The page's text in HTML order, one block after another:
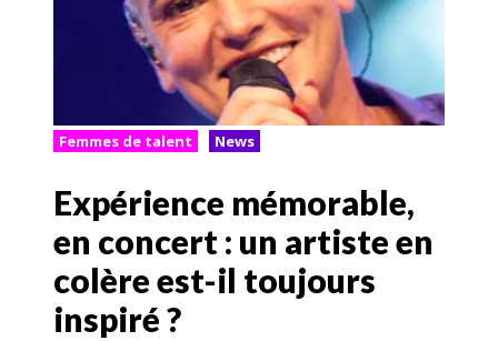
Femmes de talent News
Expérience mémorable,
en concert : un artiste en
colère est-il toujours
inspiré ?